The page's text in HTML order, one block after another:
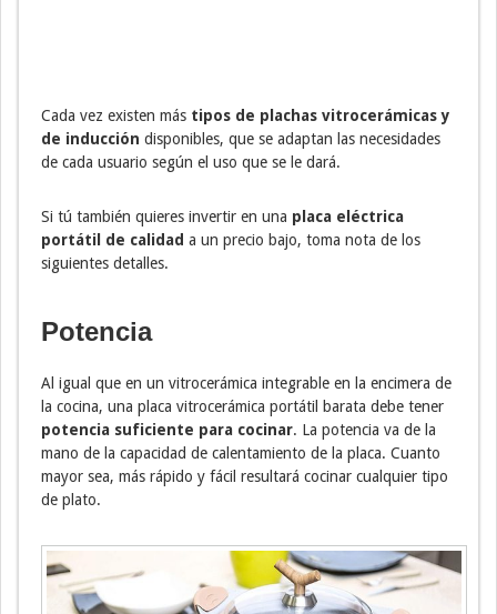
Cada vez existen más tipos de plachas vitrocerámicas y
de inducción disponibles, que se adaptan las necesidades
de cada usuario según el uso que se le dará.
Si tú también quieres invertir en una placa eléctrica
portátil de calidad a un precio bajo, toma nota de los
siguientes detalles.
Potencia
Al igual que en un vitrocerámica integrable en la encimera de
la cocina, una placa vitrocerámica portátil barata debe tener
potencia suficiente para cocinar. La potencia va de la
mano de la capacidad de calentamiento de la placa. Cuanto
mayor sea, más rápido y fácil resultará cocinar cualquier tipo
de plato.